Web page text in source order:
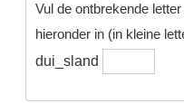
Vul de ontbrekende
hieronder in (in kleine
dui_sland